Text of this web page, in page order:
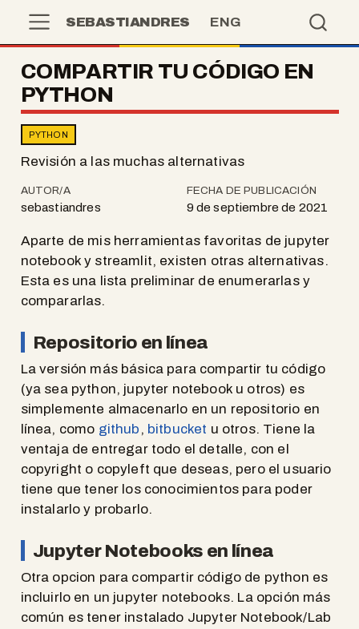
SEBASTIANDRES ENG
COMPARTIR TU CÓDIGO EN
PYTHON
PYTHON
Revisión a las muchas alternativas
AUTOR/A
sebastiandres
FECHA DE PUBLICACIÓN
9 de septiembre de 2021
Aparte de mis herramientas favoritas de jupyter
notebook y streamlit, existen otras alternativas.
Esta es una lista preliminar de enumerarlas y
compararlas.
Repositorio en línea
La versión más básica para compartir tu código
(ya sea python, jupyter notebook u otros) es
simplemente almacenarlo en un repositorio en
línea, como github , bitbucket u otros. Tiene la
ventaja de entregar todo el detalle, con el
copyright o copyleft que deseas, pero el usuario
tiene que tener los conocimientos para poder
instalarlo y probarlo.
Jupyter Notebooks en línea
Otra opcion para compartir código de python es
incluirlo en un jupyter notebooks. La opción más
común es tener instalado Jupyter Notebook/Lab